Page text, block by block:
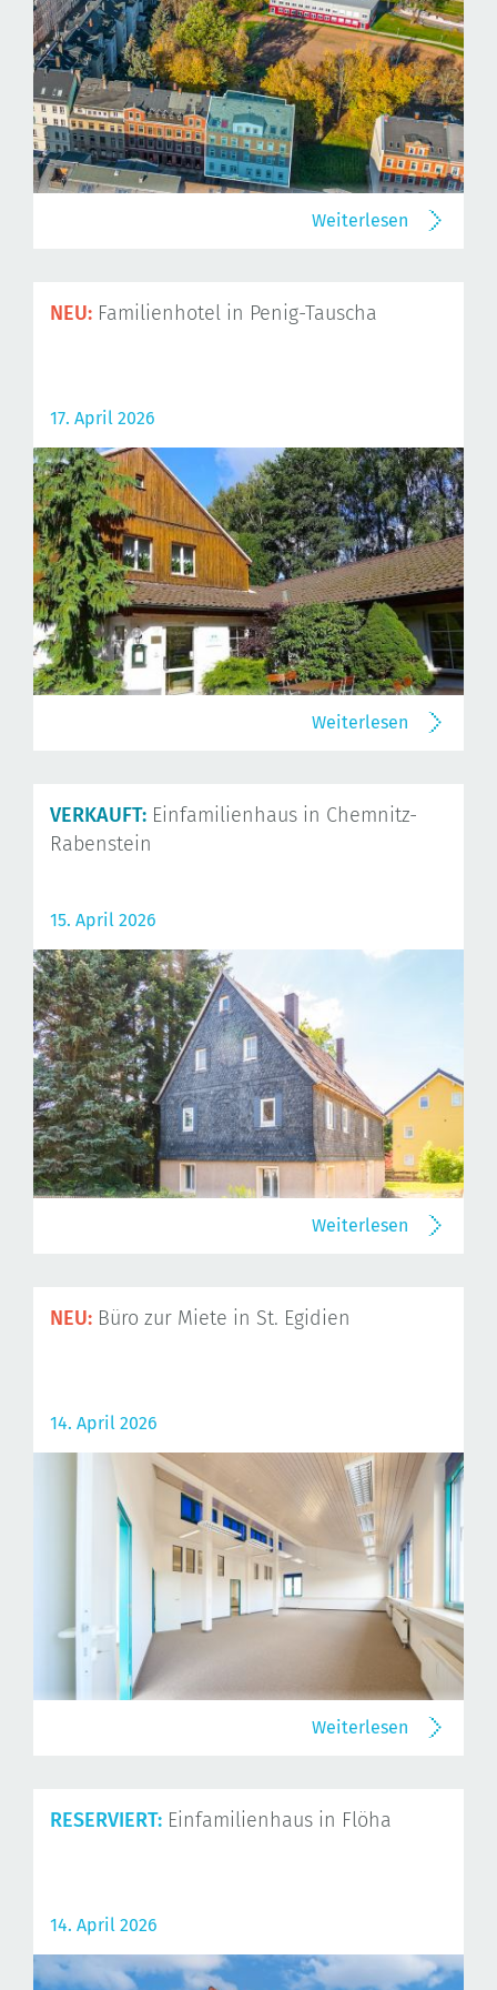
Weiterlesen
NEU: Familienhotel in Penig-Tauscha
17. April 2026
Weiterlesen
VERKAUFT: Einfamilienhaus in Chemnitz-
Rabenstein
15. April 2026
Weiterlesen
NEU: Büro zur Miete in St. Egidien
14. April 2026
Weiterlesen
RESERVIERT: Einfamilienhaus in Flöha
14. April 2026